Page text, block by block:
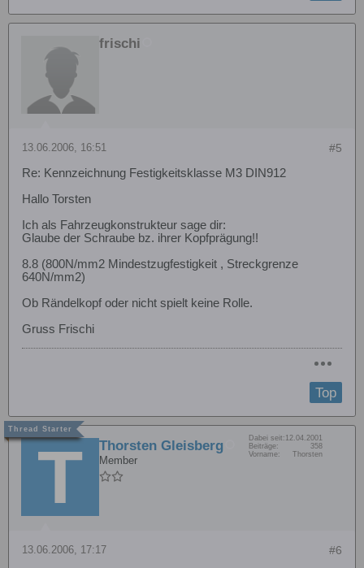
frischi
#5
13.06.2006, 16:51
Re: Kennzeichnung Festigkeitsklasse M3 DIN912
Hallo Torsten
Ich als Fahrzeugkonstrukteur sage dir:
Glaube der Schraube bz. ihrer Kopfprägung!!
8.8 (800N/mm2 Mindestzugfestigkeit , Streckgrenze
640N/mm2)
Ob Rändelkopf oder nicht spielt keine Rolle.
Gruss Frischi
Top
Thorsten Gleisberg
Member
Dabei seit: 12.04.2001
Beiträge:
358
Vorname:
Thorsten
#6
13.06.2006, 17:17